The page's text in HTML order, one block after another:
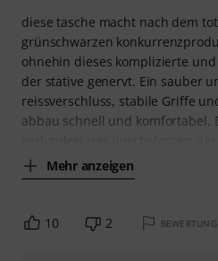
diese tasche macht nach dem
grünschwarzen
ohnehin dieses komplizierte
der stative genervt. Ein sauber
reissverschluss, stabile Griffe
abbau schnell und komfortabel.
Mehr anzeigen
10 2